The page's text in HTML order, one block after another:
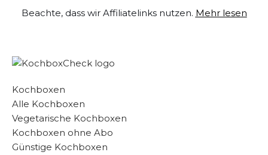
springen
Beachte, dass wir Affiliatelinks nutzen. Mehr lesen
Kochboxen
Alle Kochboxen
Vegetarische Kochboxen
Kochboxen ohne Abo
Günstige Kochboxen